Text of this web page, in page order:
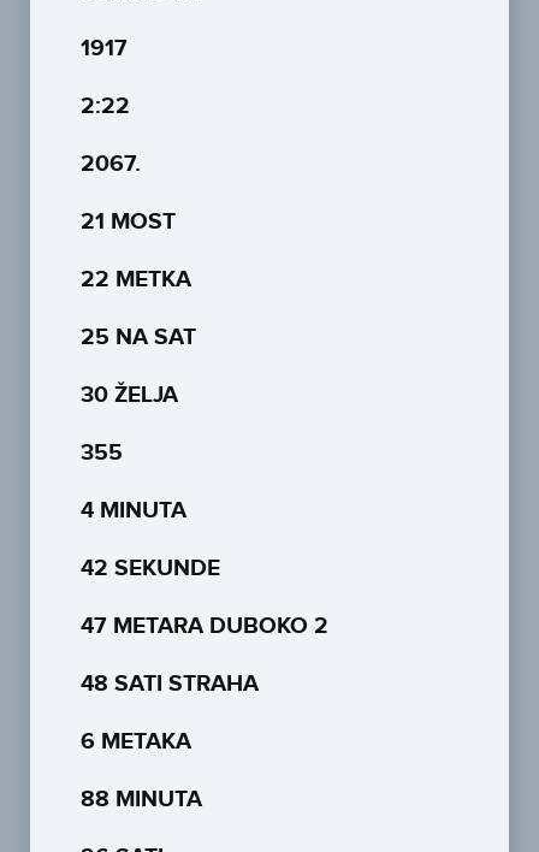
1917
2:22
2067.
21 MOST
22 METKA
25 NA SAT
30 ŽELJA
355
4 MINUTA
42 SEKUNDE
47 METARA DUBOKO 2
48 SATI STRAHA
6 METAKA
88 MINUTA